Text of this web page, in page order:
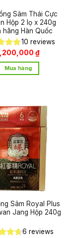
Sâm Thái Cực
Hộp 2 lọ x 240g
hãng Hàn Quốc
xếp
4.80
10 reviews
₫
Mua hàng
Sâm Royal Plus
Jang Hộp 240g
6 reviews